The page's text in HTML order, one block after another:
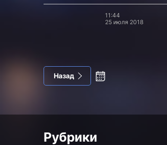
11:44
25 июля 2018
Назад
Рубрики